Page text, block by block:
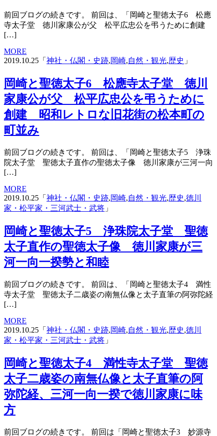
前回ブログの続きです。 前回は、「岡崎と聖徳太子6 松應
寺太子堂 徳川家康公が父 松平広忠公を弔うために創建
[…]
MORE
2019.10.25「 神社・仏閣・史跡,岡崎,自然・観光,歴史 」
岡崎と聖徳太子6 松應寺太子堂 徳川
家康公が父 松平広忠公を弔うために
創建 昭和レトロな旧花街の松本町の
町並み
前回ブログの続きです。 前回は、「岡崎と聖徳太子5 浄珠
院太子堂 聖徳太子直作の聖徳太子像 徳川家康が三河一向
[…]
MORE
2019.10.25「 神社・仏閣・史跡,岡崎,自然・観光,歴史,徳川
家・松平家・三河武士・武将 」
岡崎と聖徳太子5 浄珠院太子堂 聖徳
太子直作の聖徳太子像 徳川家康が三
河一向一揆勢と和睦
前回ブログの続きです。 前回は、「岡崎と聖徳太子4 満性
寺太子堂 聖徳太子二歳姿の南無仏像と太子直筆の阿弥陀経
[…]
MORE
2019.10.25「 神社・仏閣・史跡,岡崎,自然・観光,歴史,徳川
家・松平家・三河武士・武将 」
岡崎と聖徳太子4 満性寺太子堂 聖徳
太子二歳姿の南無仏像と太子直筆の阿
弥陀経、三河一向一揆で徳川家康に味
方
前回ブログの続きです。 前回は「岡崎と聖徳太子3 妙源寺